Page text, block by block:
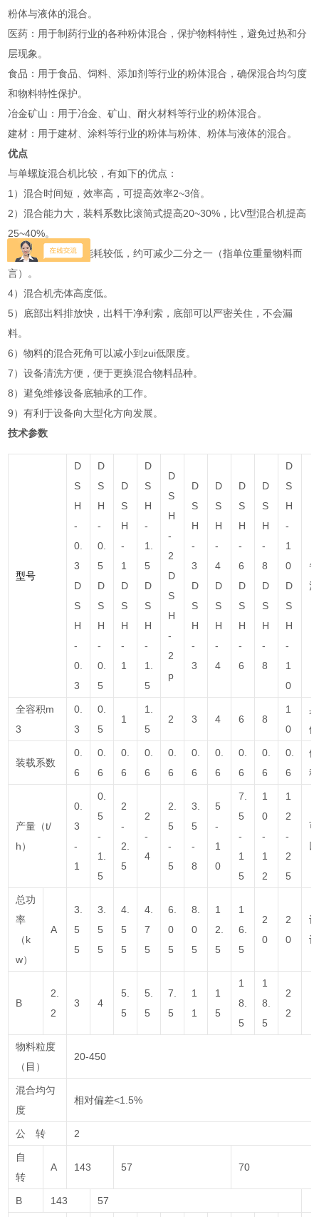
粉体与液体的混合‌。
‌医药‌：用于制药行业的各种粉体混合，保护物料特性，避免过热和分
层现象‌。
‌食品‌：用于食品、饲料、添加剂等行业的粉体混合，确保混合均匀度
和物料特性保护‌。
‌冶金矿山‌：用于冶金、矿山、耐火材料等行业的粉体混合‌。
‌建材‌：用于建材、涂料等行业的粉体与粉体、粉体与液体的混合‌。
优点
与单螺旋混合机比较，有如下的优点：
1）混合时间短，效率高，可提高效率2~3倍。
2）混合能力大，装料系数比滚筒式提高20~30%，比V型混合机提高
25~40%。
3）混合精度高，能耗较低，约可减少二分之一（指单位重量物料而
言）。
4）混合机壳体高度低。
5）底部出料排放快，出料干净利索，底部可以严密关住，不会漏
料。
6）物料的混合死角可以减小到zui低限度。
7）设备清洗方便，便于更换混合物料品种。
8）避免维修设备底轴承的工作。
9）有利于设备向大型化方向发展。
技术参数
型号
D
S
H
-
0.
3
D
S
H
-
0.
3
D
S
H
-
0.
5
D
S
H
-
0.
5
D
S
H
-
1
D
S
H
-
1
D
S
H
-
1.
5
D
S
H
-
1.
5
D
S
H
-
2
D
S
H
-
2
p
D
S
H
-
3
D
S
H
-
3
D
S
H
-
4
D
S
H
-
4
D
S
H
-
6
D
S
H
-
6
D
S
H
-
8
D
S
H
-
8
D
S
H
-
1
0
D
S
H
-
1
0
备
注
全容积m
3
0.
3
0.
5
1
1.
5
2 3 4 6 8
1
0
具
体
装载系数
0.
6
0.
6
0.
6
0.
6
0.
6
0.
6
0.
6
0.
6
0.
6
0.
6
体
积
产量（t/
h）
0.
3
-
1
0.
5
-
1.
5
2
-
2.
5
2
-
4
2.
5
-
5
3.
5
-
8
5
-
1
0
7.
5
-
1
5
1
0
-
1
2
1
2
-
2
5
可
以
总功
率
（k
w）
A
3.
5
5
3.
5
5
4.
5
5
4.
7
5
6.
0
5
8.
0
5
1
2.
5
1
6.
5
2
0
2
0
设
计
B
2.
2
3 4
5.
5
5.
5
7.
5
1
1
1
5
1
8.
5
1
8.
5
2
2
物料粒度
（目）
20-450
混合均匀
度
相对偏差<1.5%
公 转 2
自
转
A 143 57 70
B 143 57